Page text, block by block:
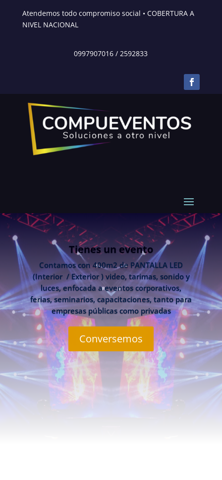
Atendemos todo compromiso social • COBERTURA A
NIVEL NACIONAL
0997907016 /2592833
Tienes un evento
Contamos con 400m2 de PANTALLA LED
(Interior / Exterior ) video, tarimas, sonido y
luces, enfocada a eventos corporativos,
ferias, seminarios, capacitaciones, tanto para
empresas públicas como privadas
Conversemos